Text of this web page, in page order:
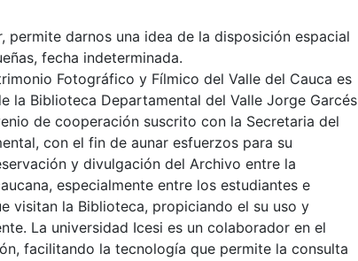
permite darnos una idea de la disposición espacial
fecha indeterminada.
Fotográfico y Fílmico del Valle del Cauca es
la Biblioteca Departamental del Valle Jorge Garcés
de cooperación suscrito con la Secretaria del
con el fin de aunar esfuerzos para su
y divulgación del Archivo entre la
especialmente entre los estudiantes e
visitan la Biblioteca, propiciando el su uso y
La universidad Icesi es un colaborador en el
facilitando la tecnología que permite la consulta